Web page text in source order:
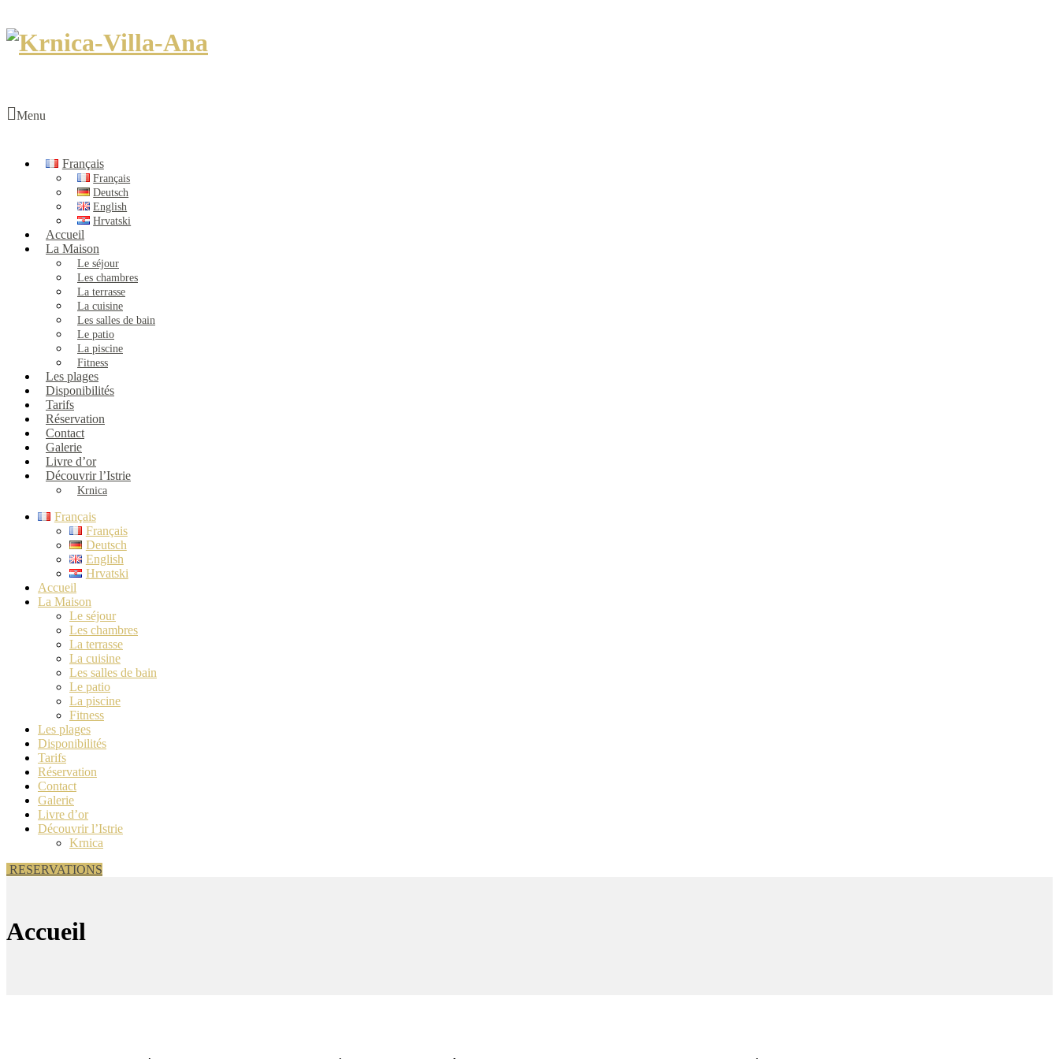
Menu
Français
Français
Deutsch
English
Hrvatski
Accueil
La Maison
Le séjour
Les chambres
La terrasse
La cuisine
Les salles de bain
Le patio
La piscine
Fitness
Les plages
Disponibilités
Tarifs
Réservation
Contact
Galerie
Livre d’or
Découvrir l’Istrie
Krnica
Français
Français
Deutsch
English
Hrvatski
Accueil
La Maison
Le séjour
Les chambres
La terrasse
La cuisine
Les salles de bain
Le patio
La piscine
Fitness
Les plages
Disponibilités
Tarifs
Réservation
Contact
Galerie
Livre d’or
Découvrir l’Istrie
Krnica
RESERVATIONS
Accueil